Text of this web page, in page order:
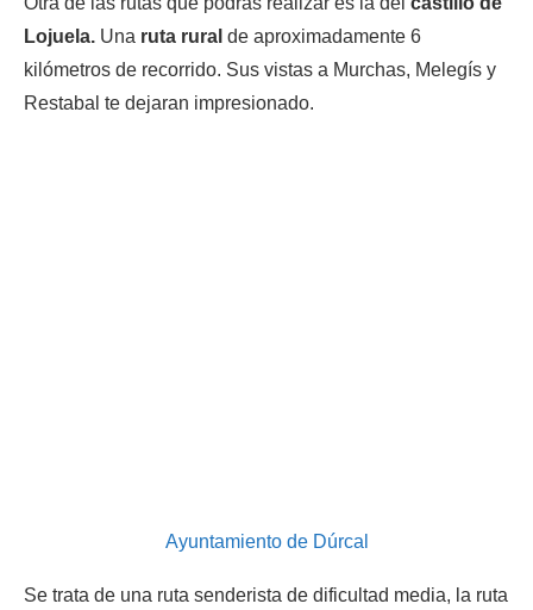
Lojuela. Una ruta rural de aproximadamente 6
kilómetros de recorrido. Sus vistas a Murchas, Melegís y
Restabal te dejaran impresionado.
Ayuntamiento de Dúrcal
Se trata de una ruta senderista de dificultad media, la ruta